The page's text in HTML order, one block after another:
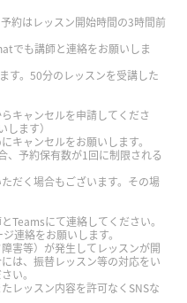
，梅雨的季节是从六
。下次课也很期待
，我不太清楚，可是
跟您学中文很开心！
你的课我很高兴。下
。新年的时候去神社
約はレッスン開始時間の3時間前
でも講師と連絡をお願いしま
す。50分のレッスンを受講した
キャンセルを申請してくださ
ます）
キャンセルをお願いします。
、予約保有数が1回に制限される
だく場合もございます。その場
Teamsにて連絡してください。
連絡をお願いします。
害等）が発生してレッスンが開
は、振替レッスン等の対応をい
い。
レッスン内容を許可なくSNSな